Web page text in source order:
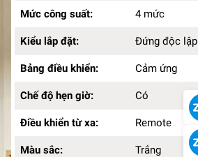
Màn hình hiển thị:
Loại động cơ:
Góc xoay:75 độ
Mức công suất: 4 mức
Kiểu lắp đặt: Đứng độc lập
Bảng điều khiển: Cảm ứng
Chế độ hẹn giờ: Có
Điều khiển từ xa: Remote
Màu sắc: Trắng